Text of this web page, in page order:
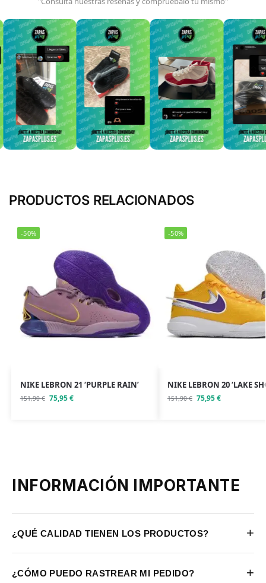
PRODUCTOS RELACIONADOS
-50%
NIKE LEBRON 21 ‘PURPLE RAIN’
151,90€ 75,95€
-50%
NIKE LEBRON 20 ‘LAKE
151,90€ 75,95€
INFORMACIÓN IMPORTANTE
¿QUÉ CALIDAD TIENEN LOS PRODUCTOS? +
¿CÓMO PUEDO RASTREAR MI PEDIDO? +